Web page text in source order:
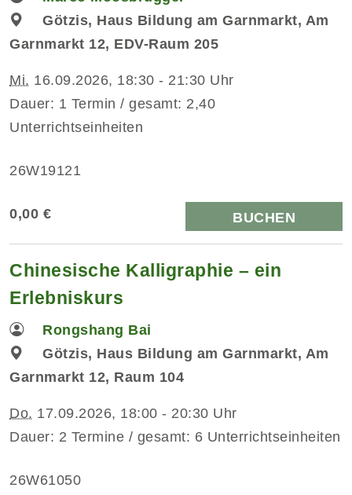
Götzis, Haus Bildung am Garnmarkt, Am
Garnmarkt 12, EDV-Raum 205
Mi. 16.09.2026, 18:30 - 21:30 Uhr
Dauer: 1 Termin / gesamt: 2,40
Unterrichtseinheiten
26W19121
0,00 € BUCHEN
Chinesische Kalligraphie – ein
Erlebniskurs
Rongshang Bai
Götzis, Haus Bildung am Garnmarkt, Am
Garnmarkt 12, Raum 104
Do. 17.09.2026, 18:00 - 20:30 Uhr
Dauer: 2 Termine / gesamt: 6 Unterrichtseinheiten
26W61050